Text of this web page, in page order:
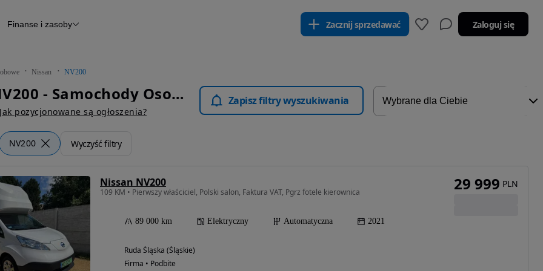
Raport z inspekcji
Otomoto News
Finanse i zasoby Zacznij sprzedawać Zaloguj się
Nissan NV200
Nissan NV200 - Samochody Osobowe
Jak pozycjonowane są ogłoszenia?
Zapisz filtry wyszukiwania
NV200 Wyczyść filtry
Nissan NV200
109 KM • Pierwszy właściciel, Polski salon, Faktura VAT, Pgrz fotele kierownica
89 000 km Elektryczny Automatyczna 2021
Ruda Śląska (Śląskie)
Firma • Podbite
29 999 PLN